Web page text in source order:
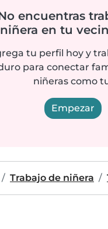
encuentras
niñera en tu
tu perfil hoy y
para conectar
niñeras como
Empezar
Trabajo de niñera